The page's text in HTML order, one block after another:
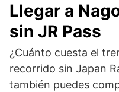
Llegar a
sin JR Pass
¿Cuánto cuesta el
recorrido sin Japan
también puedes